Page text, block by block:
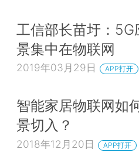
工信部长苗圩：
景集中在物联网
2019年03月29日 APP打开
智能家居物联网如
景切入？
2018年12月20日 APP打开